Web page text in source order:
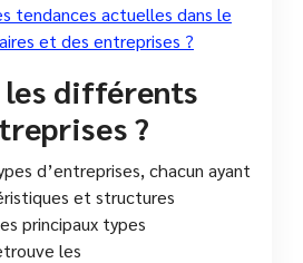
tendances actuelles dans le
et des entreprises ?
les différents
?
d’entreprises, chacun ayant
et structures
principaux types
les